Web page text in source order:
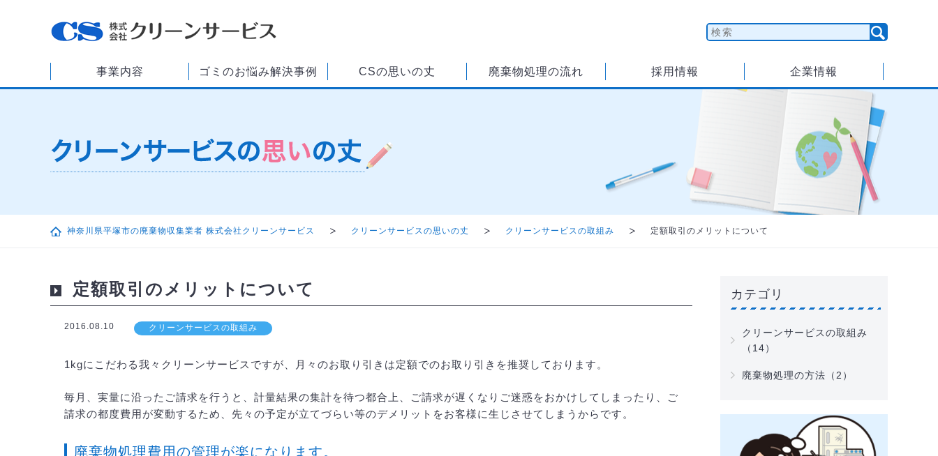
事業内容 ゴミのお悩み解決事例 CSの思いの丈 廃棄物処理の流れ 採用情報 企業情報
神奈川県平塚市の廃棄物収集業者 株式会社クリーンサービス クリーンサービスの思いの丈 クリーンサービスの取組み 定額取引のメリットについて
定額取引のメリットについて
2016.08.10 クリーンサービスの取組み
1kgにこだわる我々クリーンサービスですが、月々のお取り引きは定額でのお取り引きを推奨しております。
毎月、実量に沿ったご請求を行うと、計量結果の集計を待つ都合上、ご請求が遅くなりご迷惑をおかけしてしまったり、ご
請求の都度費用が変動するため、先々の予定が立てづらい等のデメリットをお客様に生じさせてしまうからです。
廃棄物処理費用の管理が楽になります。
カテゴリ
クリーンサービスの取組み
（14）
廃棄物処理の方法（2）